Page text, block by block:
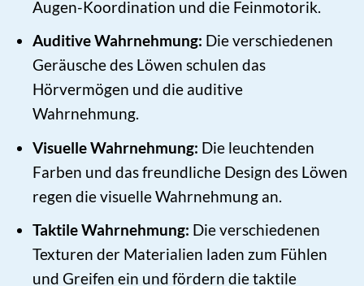
Augen-Koordination und die Feinmotorik.
Auditive Wahrnehmung: Die verschiedenen
Geräusche des Löwen schulen das
Hörvermögen und die auditive
Wahrnehmung.
Visuelle Wahrnehmung: Die leuchtenden
Farben und das freundliche Design des Löwen
regen die visuelle Wahrnehmung an.
Taktile Wahrnehmung: Die verschiedenen
Texturen der Materialien laden zum Fühlen
und Greifen ein und fördern die taktile